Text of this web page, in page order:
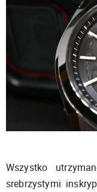
Wszystko
srebrzystymi